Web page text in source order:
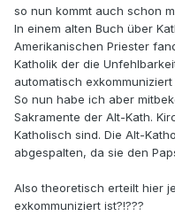
so nun kommt auch schon
In einem alten Buch über
Amerikanischen Priester
Katholik der die
automatisch exkommuniziert
So nun habe ich aber
Sakramente der Alt-Kath.
Katholisch sind. Die Alt-
abgespalten, da sie den
Also theoretisch erteilt hier
exkommuniziert ist?!???